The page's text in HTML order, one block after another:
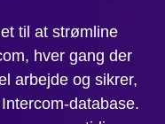
til at strømline
hver gang der
arbejde og sikrer,
database.